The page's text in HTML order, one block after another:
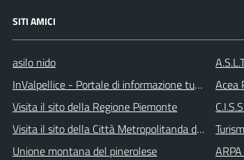
SITI AMICI
asilo nido
InValpellice - Portale di informazione turstica
Visita il sito della Regione Piemonte
Visita il sito della Città Metropolitanda di Torino
Unione montana del pinerolese
Acea